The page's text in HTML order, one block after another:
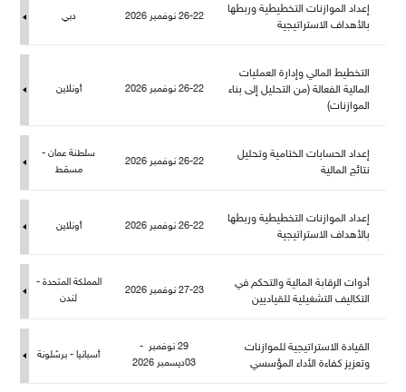
إعداد الموازنات التخطيطية وربطها
بالأهداف الاستراتيجية
26-22 نوفمبر 2026 دبي
التخطيط المالي وإدارة العمليات
المالية الفعالة (من التحليل إلى بناء
الموازنات)
26-22 نوفمبر 2026 أونلاين
إعداد الحسابات الختامية وتحلي
نتائج المالية
26-22 نوفمبر 2026
سلطنة عمان -
سقط
إعداد الموازنات التخطيطية وربطها
بالأهداف الاستراتيجية
26-22 نوفمبر 2026 أونلاين
أدوات الرقابة المالية والتحكم في
التكاليف التشغيلية للقياديين
27-23 نوفمبر 2026
المملكة المتحدة -
ندن
القيادة الاستراتيجية للموازنات
وتعزيز كفاءة الأداء المؤسسي
29 نوفمبر -
03ديسمبر 2026
أسبانيا - برشلونة